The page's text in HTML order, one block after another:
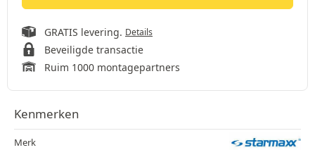
GRATIS levering. Details
Beveiligde transactie
Ruim 1000 montagepartners
Kenmerken
Merk